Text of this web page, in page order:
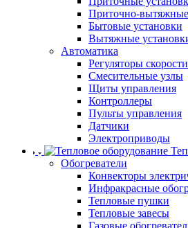
Приточно-вытяжные
Бытовые установки
Вытяжные
Автоматика
Регуляторы скорости
Смесительные узлы
Щиты управления
Контроллеры
Пульты управления
Датчики
Электроприводы
Обогреватели
Конвекторы
Инфракрасные
Тепловые пушки
Тепловые завесы
Газовые